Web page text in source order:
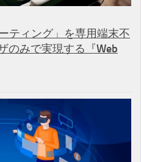
ティング」を専用端末不
のみで実現する『Web